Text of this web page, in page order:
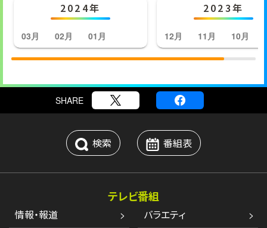
2024年
03月 02月 01月
2023年
12月 11月 10月
SHARE
検索 番組表
テレビ番組
情報・報道
バラエティ